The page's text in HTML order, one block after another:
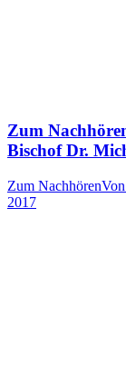
Zum
Bischof Dr.
Zum NachhörenVon
2017